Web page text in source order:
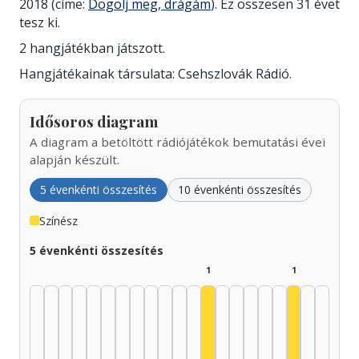
2018 (címe: Dögölj meg, drágám). Ez összesen 31 évet
tesz ki.
2 hangjátékban játszott.
Hangjátékainak társulata: Csehszlovák Rádió.
Idősoros diagram
A diagram a betöltött rádiójátékok bemutatási évei
alapján készült.
5 évenkénti összesítés 10 évenkénti összesítés
Színész
5 évenkénti összesítés
1 1